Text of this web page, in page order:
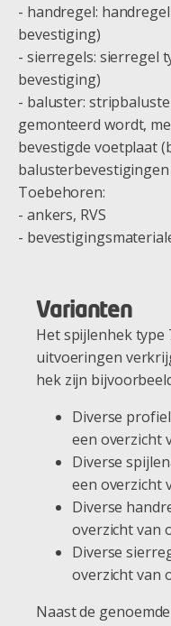
- handregel:
bevestiging)
- sierregels: sierregel
bevestiging)
- baluster:
gemonteerd wordt,
bevestigde voetplaat
balusterbevestigingen
Toebehoren:
- ankers, RVS
-
Varianten
Het spijlenhek type
uitvoeringen
hek zijn
Diverse
een overzicht
Diverse
een overzicht
Diverse
overzicht van
Diverse
overzicht van
Naast de